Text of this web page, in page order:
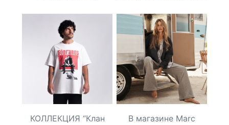
модели сезона
покупки!
КОЛЛЕКЦИЯ “Клан
В магазине Marc